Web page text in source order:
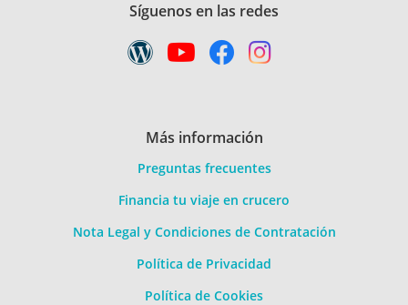
Síguenos en las redes
Más información
Preguntas frecuentes
Financia tu viaje en crucero
Nota Legal y Condiciones de Contratación
Política de Privacidad
Política de Cookies